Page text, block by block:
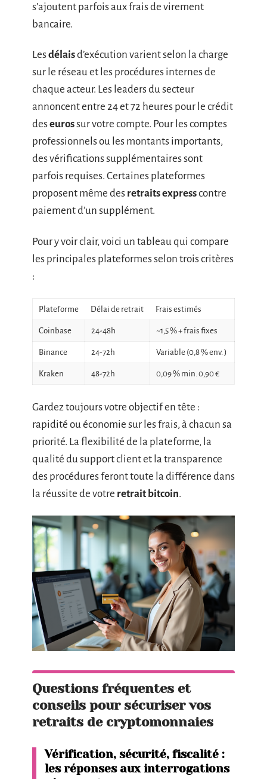
s’ajoutent parfois aux frais de virement
bancaire.
Lesdélaisd’exécution varient selon la charge
sur le réseau et les procédures internes de
chaque acteur. Les leaders du secteur
annoncent entre 24 et 72 heures pour le crédit
deseurossur votre compte. Pour les comptes
professionnels ou les montants importants,
des vérifications supplémentaires sont
parfois requises. Certaines plateformes
proposent même des retraits expresscontre
paiement d’un supplément.
Pour y voir clair, voici un tableau qui compare
les principales plateformes selon trois critères
:
Plateforme Délai de retrait Frais estimés
Coinbase 24-48h ~1,5 % + frais fixes
Binance 24-72h Variable (0,8 % env. )
Kraken 48-72h 0,09 % min. 0,90 €
Gardez toujours votre objectif en tête :
rapidité ou économie sur les frais, à chacun sa
priorité. La flexibilité de la plateforme, la
qualité du support client et la transparence
des procédures feront toute la différence dans
la réussite de votre retrait bitcoin.
Questions fréquentes et
conseils pour sécuriser vos
retraits de cryptomonnaies
Vérification, sécurité, fiscalité :
les réponses aux interrogations